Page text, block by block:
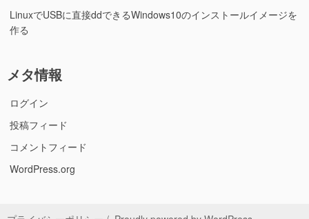
LinuxでUSBに直接ddできるWindows10のインストールイメージを
作る
メタ情報
ログイン
投稿フィード
コメントフィード
WordPress.org